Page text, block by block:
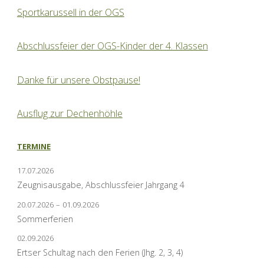
Sportkarussell in der OGS
Abschlussfeier der OGS-Kinder der 4. Klassen
Danke für unsere Obstpause!
Ausflug zur Dechenhöhle
TERMINE
17.07.2026
Zeugnisausgabe, Abschlussfeier Jahrgang 4
20.07.2026 – 01.09.2026
Sommerferien
02.09.2026
Ertser Schultag nach den Ferien (Jhg. 2, 3, 4)